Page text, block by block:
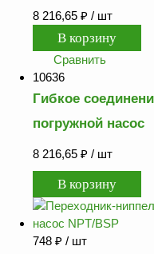
налива
Счетчики и фильтры
оборудование
Рукава, шланги и
техпластина МБС
Соединительная
арматура
Устройства
заземления
8 216,65 ₽ / шт
Сравнить
10636
Гибкое
погружной насос
8 216,65 ₽ / шт
748 ₽ / шт